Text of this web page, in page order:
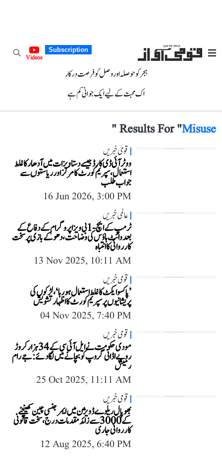
Subscription
Videos
ہجر کو حوصلہ اور وصل کو فرصت درکار
اک محبت کے لیے ایک جوانی کم ہے
Results For "Misuse
"
قومی خبریں
ووٹر آئی ڈی کارڈ جیسے دستاویزات میں آدھار کا غلط
استعمال، سپریم کورٹ کا مرکز اور ریاستوں سے
جواب طلب
16 Jun 2026, 3:00 PM
عالمی خبریں
ٹرمپ کے ایچ-1بی ویزا پروگرام کے دفاع کے
بعد وائٹ ہاؤس کی وضاحت، دھوکے بازی پر سخت
کارروائی کا انتباہ
13 Nov 2025, 10:11 AM
قومی خبریں
’پاکسو ایکٹ کا غلط استعمال ہو رہا‘، لڑکوں کی
پریشانیوں پر سپریم کورٹ کا اظہار تشویش
04 Nov 2025, 7:40 PM
قومی خبریں
مودی حکومت نے ایل آئی سی کے 34 ہزار کروڑ
روپے اڈانی گروپ کو بچانے میں لگا دئے: جے رام
رمیش
25 Oct 2025, 11:11 AM
قومی خبریں
بھوپال ریلوے ڈویژن میں ایمرجنسی چین کھینچنے
کے 3000 سے زائد مقدمات درج، سخت قانونی
کارروائی جاری
12 Aug 2025, 6:40 PM